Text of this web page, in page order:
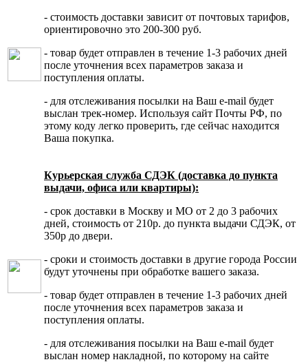
- стоимость доставки зависит от почтовых тарифов,
ориентировочно это 200-300 руб.
- товар будет отправлен в течение 1-3 рабочих дней
после уточнения всех параметров заказа и
поступления оплаты.
- для отслеживания посылки на Ваш e-mail будет
выслан трек-номер. Используя сайт Почты РФ, по
этому коду легко проверить, где сейчас находится
Ваша покупка.
Курьерская служба СДЭК (доставка до пункта
выдачи, офиса или квартиры):
- срок доставки в Москву и МО от 2 до 3 рабочих
дней, стоимость от 210р. до пункта выдачи СДЭК, от
350р до двери.
- сроки и стоимость доставки в другие города России
будут уточнены при обработке вашего заказа.
- товар будет отправлен в течение 1-3 рабочих дней
после уточнения всех параметров заказа и
поступления оплаты.
- для отслеживания посылки на Ваш e-mail будет
выслан номер накладной, по которому на сайте